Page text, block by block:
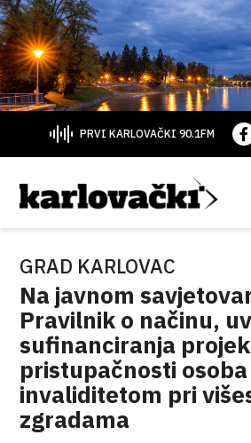
PRVI KARLOVAČKI 90.1FM
GRAD KARLOVAC
Na javnom
Pravilnik o načinu,
sufinanciranja
pristupačnosti osoba
invaliditetom pri
zgradama